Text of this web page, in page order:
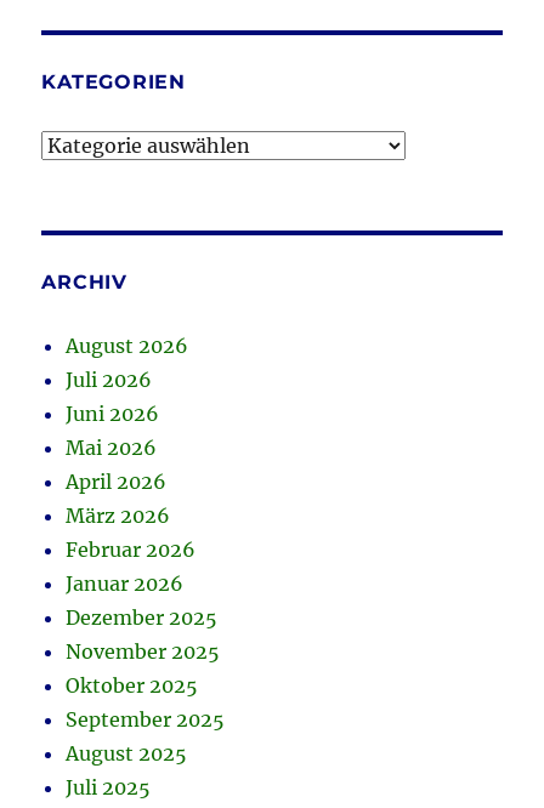
KATEGORIEN
Kategorien
ARCHIV
August 2026
Juli 2026
Juni 2026
Mai 2026
April 2026
März 2026
Februar 2026
Januar 2026
Dezember 2025
November 2025
Oktober 2025
September 2025
August 2025
Juli 2025